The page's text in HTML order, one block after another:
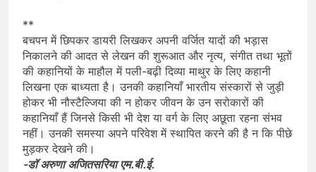
**
बचपन में छिपकर डायरी लिखकर अपनी वर्जित यादों की भड़ास
निकालने की आदत से लेखन की शुरूआत और नृत्य, संगीत तथा भूतों
की कहानियों के माहौल में पली-बढ़ी दिव्या माथुर के लिए कहानी
लिखना एक बाध्यता है। उनकी कहानियाँ भारतीय संस्कारों से जुड़ी
होकर भी नौस्टैल्जिया की न होकर जीवन के उन सरोकारों की
कहानियाँ हैं जिनसे किसी भी देश या वर्ग के लिए अछूता रहना संभव
नहीं। उनकी समस्या अपने परिवेश में स्थापित करने की है न कि पीछे
मुड़कर देखने की।
-डॉ अरुणा अजितसरिया एम.बी.ई.